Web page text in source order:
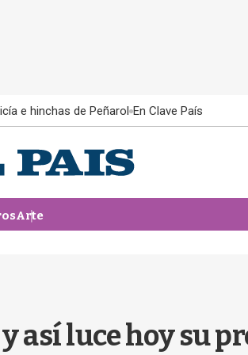
e hinchas de Peñarol En Clave País
Arte
así luce hoy su